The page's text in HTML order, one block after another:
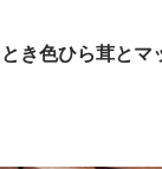
き色ひら茸とマ